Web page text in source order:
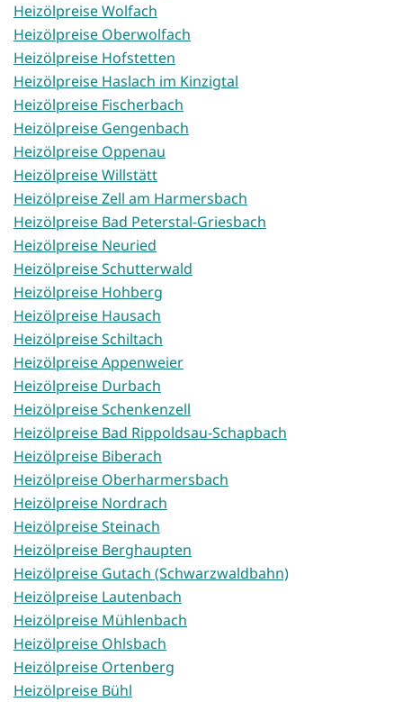
Heizölpreise Wolfach
Heizölpreise Oberwolfach
Heizölpreise Hofstetten
Heizölpreise Haslach im Kinzigtal
Heizölpreise Fischerbach
Heizölpreise Gengenbach
Heizölpreise Oppenau
Heizölpreise Willstätt
Heizölpreise Zell am Harmersbach
Heizölpreise Bad Peterstal-Griesbach
Heizölpreise Neuried
Heizölpreise Schutterwald
Heizölpreise Hohberg
Heizölpreise Hausach
Heizölpreise Schiltach
Heizölpreise Appenweier
Heizölpreise Durbach
Heizölpreise Schenkenzell
Heizölpreise Bad Rippoldsau-Schapbach
Heizölpreise Biberach
Heizölpreise Oberharmersbach
Heizölpreise Nordrach
Heizölpreise Steinach
Heizölpreise Berghaupten
Heizölpreise Gutach (Schwarzwaldbahn)
Heizölpreise Lautenbach
Heizölpreise Mühlenbach
Heizölpreise Ohlsbach
Heizölpreise Ortenberg
Heizölpreise Bühl